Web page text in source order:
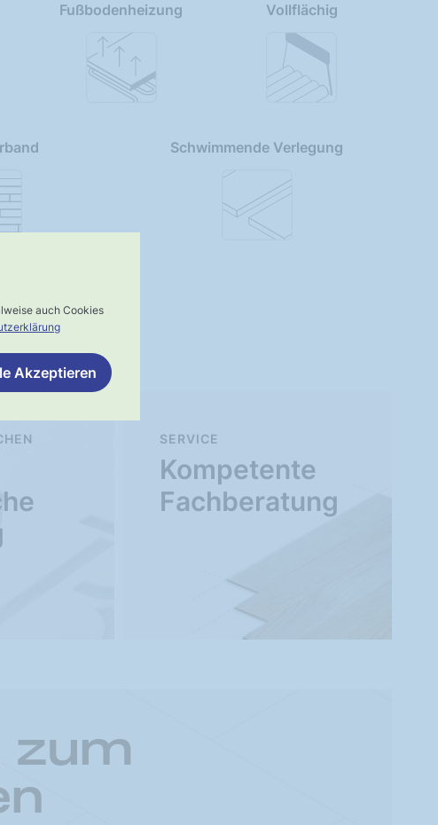
auch Cookies
Akzeptieren
Fußbodenheizung Vollflächig
Schwimmende Verlegung
Kompetente
Fachberatung
SERVICE
zum